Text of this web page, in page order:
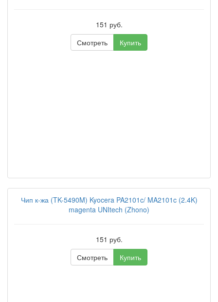
151 руб.
Смотреть
Купить
Чип к-жа (TK-5490M) Kyocera PA2101c/ MA2101c (2.4K)
magenta UNItech (Zhono)
151 руб.
Смотреть
Купить